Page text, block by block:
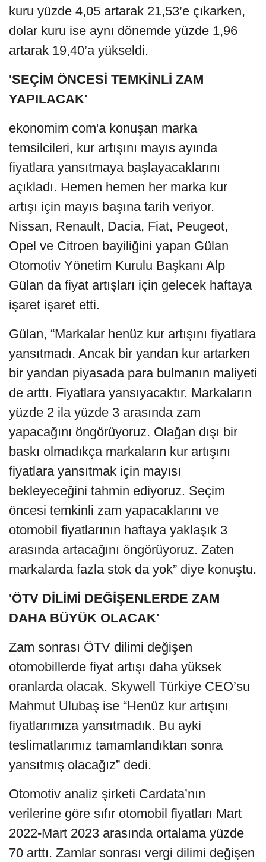
kuru yüzde 4,05 artarak 21,53’e çıkarken,
dolar kuru ise aynı dönemde yüzde 1,96
artarak 19,40’a yükseldi.
'SEÇİM ÖNCESİ TEMKİNLİ ZAM
YAPILACAK'
ekonomim com'a konuşan marka
temsilcileri, kur artışını mayıs ayında
fiyatlara yansıtmaya başlayacaklarını
açıkladı. Hemen hemen her marka kur
artışı için mayıs başına tarih veriyor.
Nissan, Renault, Dacia, Fiat, Peugeot,
Opel ve Citroen bayiliğini yapan Gülan
Otomotiv Yönetim Kurulu Başkanı Alp
Gülan da fiyat artışları için gelecek haftaya
işaret işaret etti.
Gülan, “Markalar henüz kur artışını fiyatlara
yansıtmadı. Ancak bir yandan kur artarken
bir yandan piyasada para bulmanın maliyeti
de arttı. Fiyatlara yansıyacaktır. Markaların
yüzde 2 ila yüzde 3 arasında zam
yapacağını öngörüyoruz. Olağan dışı bir
baskı olmadıkça markaların kur artışını
fiyatlara yansıtmak için mayısı
bekleyeceğini tahmin ediyoruz. Seçim
öncesi temkinli zam yapacaklarını ve
otomobil fiyatlarının haftaya yaklaşık 3
arasında artacağını öngörüyoruz. Zaten
markalarda fazla stok da yok” diye konuştu.
'ÖTV DİLİMİ DEĞİŞENLERDE ZAM
DAHA BÜYÜK OLACAK'
Zam sonrası ÖTV dilimi değişen
otomobillerde fiyat artışı daha yüksek
oranlarda olacak. Skywell Türkiye CEO’su
Mahmut Ulubaş ise “Henüz kur artışını
fiyatlarımıza yansıtmadık. Bu ayki
teslimatlarımız tamamlandıktan sonra
yansıtmış olacağız” dedi.
Otomotiv analiz şirketi Cardata’nın
verilerine göre sıfır otomobil fiyatları Mart
2022-Mart 2023 arasında ortalama yüzde
70 arttı. Zamlar sonrası vergi dilimi değişen